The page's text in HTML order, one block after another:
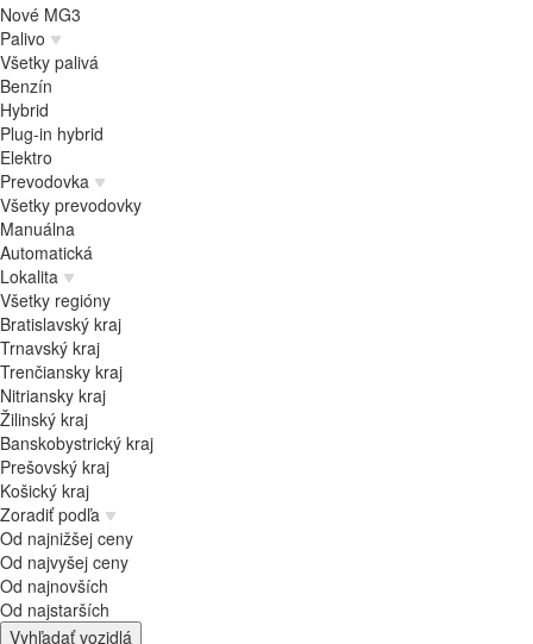
Nové MG3
Palivo
Všetky palivá
Benzín
Hybrid
Plug-in hybrid
Elektro
Prevodovka
Všetky prevodovky
Manuálna
Automatická
Lokalita
Všetky regióny
Bratislavský kraj
Trnavský kraj
Trenčiansky kraj
Nitriansky kraj
Žilinský kraj
Banskobystrický kraj
Prešovský kraj
Košický kraj
Zoradiť podľa
Od najnižšej ceny
Od najvyšej ceny
Od najnovších
Od najstarších
Vyhľadať vozidlá